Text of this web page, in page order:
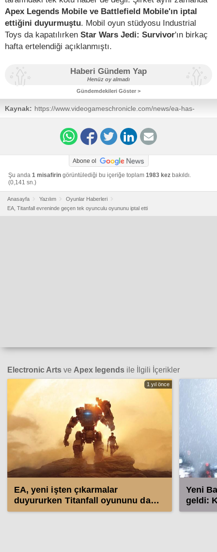
Apex Legends Mobile ve Battlefield Mobile'ın iptal
ettiğini duyurmuştu. Mobil oyun stüdyosu Industrial
Toys da kapatılırken Star Wars Jedi: Survivor'ın birkaç
hafta ertelendiği açıklanmıştı.
Haberi Gündem Yap
Henüz oy almadı
Gündemdekileri Göster >
Kaynak: https://www.videogameschronicle.com/news/ea-has-
reportedly-cancelled-a-single-player-game-codenamed-
Abone ol
Şu anda 1 misafirin görüntülediği bu içeriğe toplam 1983 kez bakıldı.
(0,141 sn.)
Anasayfa Yazılım
Oyunlar Haberleri
EA, Titanfall evreninde geçen tek oyunculu oyununu iptal etti
Electronic Arts ve Apex legends ile İlgili İçerikler
1 yıl önce
EA, yeni işten çıkarmalar
duyururken Titanfall oyununu da
iptal etti
Yeni
geldi: